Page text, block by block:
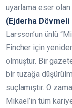
uyarlama eser olan
(Ejderha Dövmeli
Larsson’un ünlü
Fincher için
olmuştur. Bir
bir tuzağa
suçlamıştır. O
Mikael’in tüm